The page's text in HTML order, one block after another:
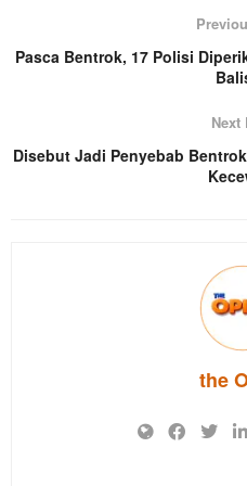
Pasca Bentrok, 17 Polisi
Next
Disebut Jadi Penyebab
the